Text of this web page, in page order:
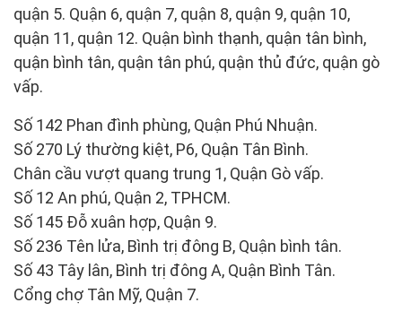
quận 5. Quận 6, quận 7, quận 8, quận 9, quận 10,
quận 11, quận 12. Quận bình thạnh, quận tân bình,
quận bình tân, quận tân phú, quận thủ đức, quận gò
vấp.
Số 142 Phan đình phùng, Quận Phú Nhuận.
Số 270 Lý thường kiệt, P6, Quận Tân Bình.
Chân cầu vượt quang trung 1, Quận Gò vấp.
Số 12 An phú, Quận 2, TPHCM.
Số 145 Đỗ xuân hợp, Quận 9.
Số 236 Tên lửa, Bình trị đông B, Quận bình tân.
Số 43 Tây lân, Bình trị đông A, Quận Bình Tân.
Cổng chợ Tân Mỹ, Quận 7.